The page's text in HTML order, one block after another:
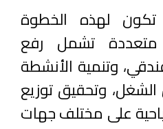
لهذه الخطوة
متعددة تشمل رفع
وتنمية الأنشطة
وتحقيق توزيع
على مختلف جهات